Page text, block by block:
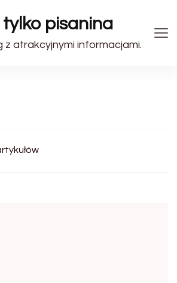
pisanina
z atrakcyjnymi informacjami.